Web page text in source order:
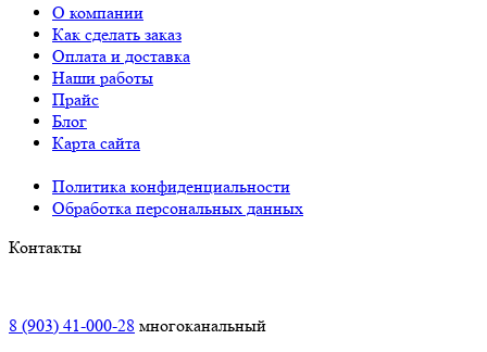
О компании
Как сделать заказ
Оплата и доставка
Наши работы
Прайс
Блог
Карта сайта
Политика конфиденциальности
Обработка персональных данных
Контакты
8 (903) 41-000-28 многоканальный